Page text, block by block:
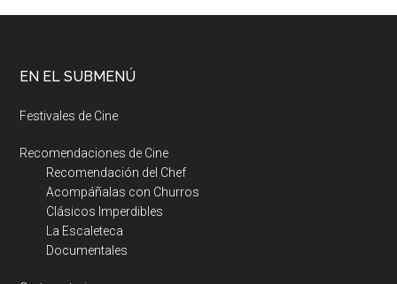
EN EL SUBMENÚ
Festivales de Cine
Recomendaciones de Cine
Recomendación del Chef
Acompáñalas con Churros
Clásicos Imperdibles
La Escaleteca
Documentales